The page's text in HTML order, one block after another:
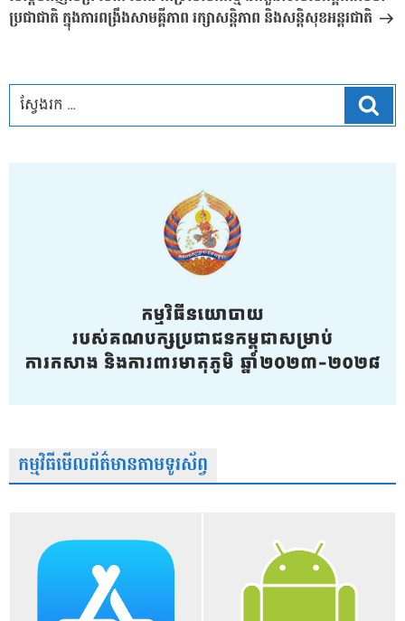
ប្រជាជាតិ ក្នុងការពង្រឹងសាមគ្គីភាព រក្សាសន្តិភាព និងសន្តិសុខអន្តរជាតិ
កម្មវិធីមើលព័ត៌មានតាមទូរស័ព្វ